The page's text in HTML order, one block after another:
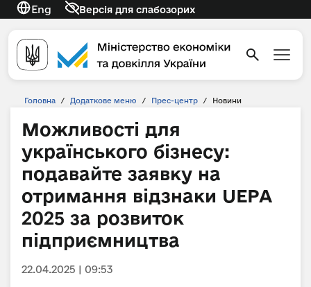
Eng Версія для слабозорих
Головна / Додаткове меню / Прес-центр / Новини
Можливості для
українського бізнесу:
подавайте заявку на
отримання відзнаки UEPA
2025 за розвиток
підприємництва
22.04.2025 | 09:53